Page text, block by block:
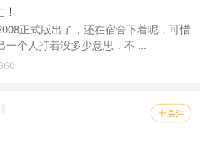
正式版出了，还在宿舍下着呢，可惜
一个人打着没多少意思，不 ...
 关注